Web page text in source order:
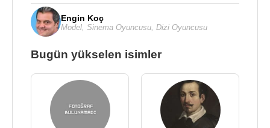
Engin Koç
Model, Sinema Oyuncusu, Dizi Oyuncusu
Bugün yükselen isimler